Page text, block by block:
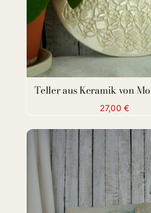
Teller aus Keramik von
27,00€